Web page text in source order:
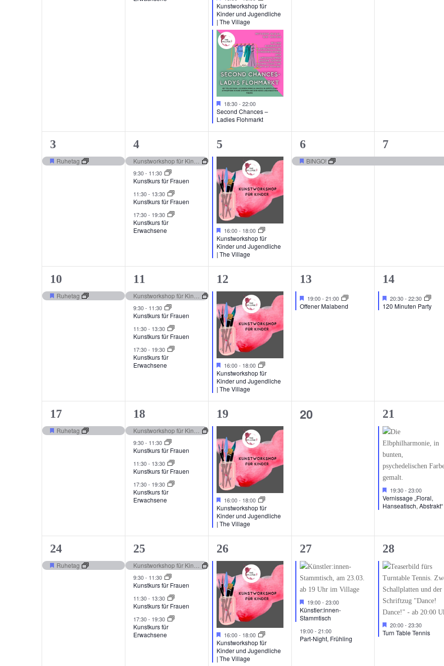
Kunstworkshop für
Kinder und Jugendliche
| The Village
Hervorgehoben
18:30- 22:00
Second Chances –
Ladies Flohmarkt
1
Veranstaltung,
3
Hervorgehoben
Ruhetag
4
Veranstaltungen,
4
9:30- 11:30
Kunstkurs für Frauen
11:30- 13:30
Kunstkurs für Frauen
17:30- 19:30
Kunstkurs für
Erwachsene
1
Veranstaltung,
5
Hervorgehoben
16:00- 18:00
Kunstworkshop für
Kinder und Jugendliche
| The Village
1
Veranstaltung,
6
Hervorgehoben
BINGO!
1
7
1
Veranstaltung,
10
Hervorgehoben
Ruhetag
4
Veranstaltungen,
11
9:30- 11:30
Kunstkurs für Frauen
11:30- 13:30
Kunstkurs für Frauen
17:30- 19:30
Kunstkurs für
Erwachsene
1
Veranstaltung,
12
Hervorgehoben
16:00- 18:00
Kunstworkshop für
Kinder und Jugendliche
| The Village
1
Veranstaltung,
13
Hervorgehoben
19:00- 21:00
Offener Malabend
1
14
Hervorgehoben
20:30-22:30
120 Minuten Party
1
Veranstaltung,
17
Hervorgehoben
Ruhetag
4
Veranstaltungen,
18
9:30- 11:30
Kunstkurs für Frauen
11:30- 13:30
Kunstkurs für Frauen
17:30- 19:30
Kunstkurs für
Erwachsene
1
Veranstaltung,
19
Hervorgehoben
16:00- 18:00
Kunstworkshop für
Kinder und Jugendliche
| The Village
0
Veranstaltungen,
20
1
21
Hervorgehoben
19:30-23:00
Vernissage „Floral,
Hanseatisch, Abstrakt“
1
Veranstaltung,
24
Hervorgehoben
Ruhetag
4
Veranstaltungen,
25
9:30- 11:30
Kunstkurs für Frauen
11:30- 13:30
Kunstkurs für Frauen
17:30- 19:30
Kunstkurs für
Erwachsene
2
Veranstaltungen,
26
Hervorgehoben
16:00- 18:00
Kunstworkshop für
Kinder und Jugendliche
| The Village
2
Veranstaltungen,
27
Hervorgehoben
19:00- 23:00
Künstler:innen-
Stammtisch
19:00- 21:00
Part-Night, Frühling
1
28
Hervorgehoben
20:00-23:30
Turn Table Tennis